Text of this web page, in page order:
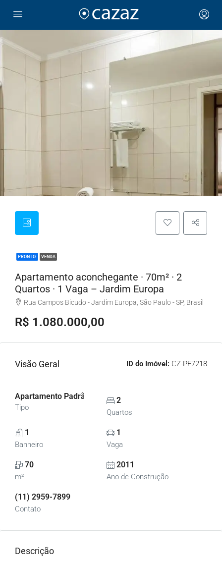
PRONTO VENDA
Apartamento aconchegante · 70m² · 2
Quartos · 1 Vaga – Jardim Europa
Rua Campos Bicudo - Jardim Europa, São Paulo - SP, Brasil
R$ 1.080.000,00
Visão Geral ID do Imóvel: CZ-PF7218
Apartamento Padrão, Apartamentos
Tipo
2
Quartos
1
Banheiro
1
Vaga
70
m²
2011
Ano de Construção
(11) 2959-7899
Contato
Descrição